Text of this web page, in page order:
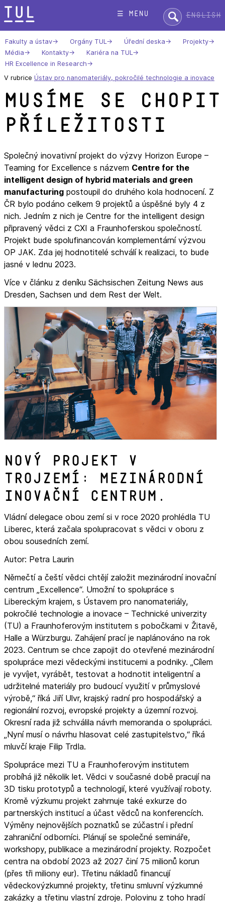
Přeskok
na
text
☰ menu Hledat:English
Fakulty a ústav Orgány TUL Úřední deska
Projekty
Média
Kontakty
Kariéra na TUL
HR Excellence in Research
V rubrice Ústav pro nanomateriály, pokročilé technologie a inovace
Musíme se chopit
příležitosti
Společný inovativní projekt do výzvy Horizon Europe –
Teaming for Excellence s názvem Centre for the
intelligent design of hybrid materials and green
manufacturing postoupil do druhého kola hodnocení. Z
ČR bylo podáno celkem 9 projektů a úspěšné byly 4 z
nich. Jedním z nich je Centre for the intelligent design
připravený vědci z CXI a Fraunhoferskou společností.
Projekt bude spolufinancován komplementární výzvou
OP JAK. Zda jej hodnotitelé schválí k realizaci, to bude
jasné v lednu 2023.
Více v článku z deníku Sächsischen Zeitung News aus
Dresden, Sachsen und dem Rest der Welt.
Nový projekt v
Trojzemí: mezinárodní
inovační centrum.
Vládní delegace obou zemí si v roce 2020 prohlédla TU
Liberec, která začala spolupracovat s vědci v oboru z
obou sousedních zemí.
Autor: Petra Laurin
Němečtí a čeští vědci chtějí založit mezinárodní inovační
centrum „Excellence“. Umožní to spolupráce s
Libereckým krajem, s Ústavem pro nanomateriály,
pokročilé technologie a inovace – Technické univerzity
(TU) a Fraunhoferovým institutem s pobočkami v Žitavě,
Halle a Würzburgu. Zahájení prací je naplánováno na rok
2023. Centrum se chce zapojit do otevřené mezinárodní
spolupráce mezi vědeckými institucemi a podniky. „Cílem
je vyvíjet, vyrábět, testovat a hodnotit inteligentní a
udržitelné materiály pro budoucí využití v průmyslové
výrobě,“ říká Jiří Ulvr, krajský radní pro hospodářský a
regionální rozvoj, evropské projekty a územní rozvoj.
Okresní rada již schválila návrh memoranda o spolupráci.
„Nyní musí o návrhu hlasovat celé zastupitelstvo,“ říká
mluvčí kraje Filip Trdla.
Spolupráce mezi TU a Fraunhoferovým institutem
probíhá již několik let. Vědci v současné době pracují na
3D tisku prototypů a technologií, které využívají roboty.
Kromě výzkumu projekt zahrnuje také exkurze do
partnerských institucí a účast vědců na konferencích.
Výměny nejnovějších poznatků se zúčastní i přední
zahraniční odborníci. Plánují se společné semináře,
workshopy, publikace a mezinárodní projekty. Rozpočet
centra na období 2023 až 2027 činí 75 milionů korun
(přes tři miliony eur). Třetinu nákladů financují
vědeckovýzkumné projekty, třetinu smluvní výzkumné
zakázky a třetinu vlastní zdroje. Polovinu z toho hradí